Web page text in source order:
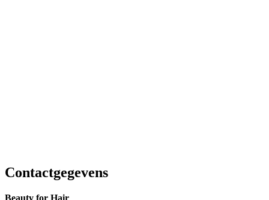
Contactgegevens
Beauty for Hair